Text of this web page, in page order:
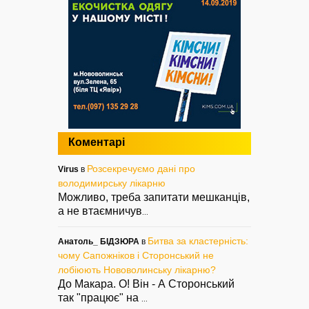
Коментарі
Virus в Розсекречуємо дані про
володимирську лікарню
Можливо, треба запитати мешканців,
а не втаємничув
Анатоль_ БІДЗЮРА в Битва за кластерність:
чому Сапожніков і Сторонський не
лобіюють Нововолинську лікарню?
До Макара. О! Він - А Сторонський
так "працює" на